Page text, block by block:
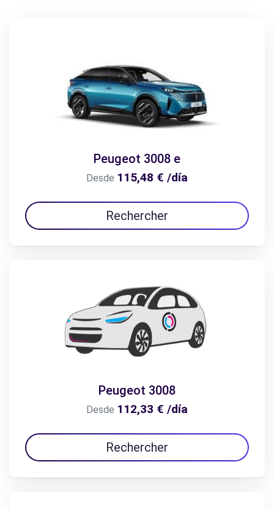
Peugeot 3008 e
Desde 115,48 € /día
Rechercher
Peugeot 3008
Desde 112,33 € /día
Rechercher